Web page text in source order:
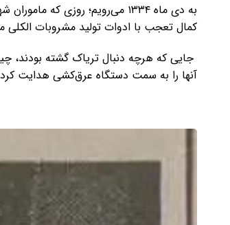
به دی ماه ۱۳۳۴ می‌رویم؛ روزی
کمال تعجب با ادوات تولید مشروبات الکلی
جایی که هرچه دنبال تریاک گشته
آنها را به سمت دستگاه عرق‌کشی هدایت کرد. روزنامه اطلاعات ۲۳ دی ۱۳۳۴